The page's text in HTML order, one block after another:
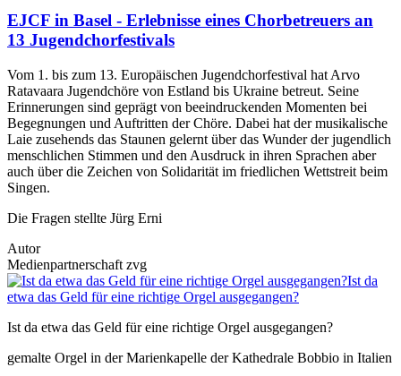
EJCF in Basel - Erlebnisse eines Chorbetreuers an
13 Jugendchorfestivals
Vom 1. bis zum 13. Europäischen Jugendchorfestival hat Arvo
Ratavaara Jugendchöre von Estland bis Ukraine betreut. Seine
Erinnerungen sind geprägt von beeindruckenden Momenten bei
Begegnungen und Auftritten der Chöre. Dabei hat der musikalische
Laie zusehends das Staunen gelernt über das Wunder der jugendlich
menschlichen Stimmen und den Ausdruck in ihren Sprachen aber
auch über die Zeichen von Solidarität im friedlichen Wettstreit beim
Singen.
Die Fragen stellte Jürg Erni
Autor
Medienpartnerschaft zvg
Ist da
etwa das Geld für eine richtige Orgel ausgegangen?
Ist da etwa das Geld für eine richtige Orgel ausgegangen?
gemalte Orgel in der Marienkapelle der Kathedrale Bobbio in Italien